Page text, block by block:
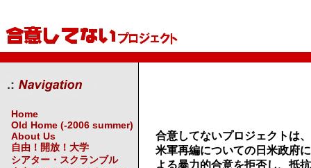
Home
Old Home (-2006 summer)
About Us
自由！開放！大学
シアター・スクランブル
合意してないプロジェクトは、
米軍再編についての日米政府に
よる暴力的合意を拒否し、抵抗